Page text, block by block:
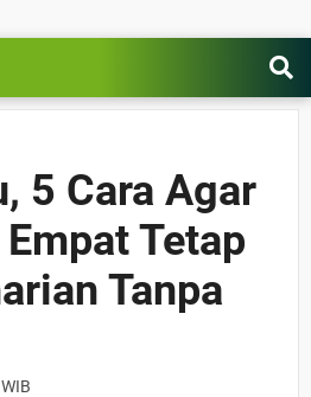
5 Cara Agar
Tetap
Tanpa